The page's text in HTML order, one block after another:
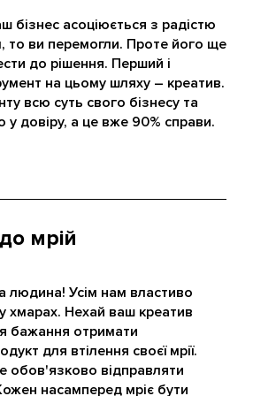
бізнес асоціюється з радістю
то ви перемогли. Проте його ще
до рішення. Перший і
на цьому шляху – креатив.
всю суть свого бізнесу та
у довіру, а це вже 90% справи.
мрій
людина! Усім нам властиво
хмарах. Нехай ваш креатив
бажання отримати
для втілення своєї мрії.
обов'язково відправляти
насамперед мріє бути